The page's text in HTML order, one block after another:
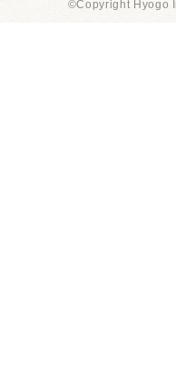
©Copyright Hyogo